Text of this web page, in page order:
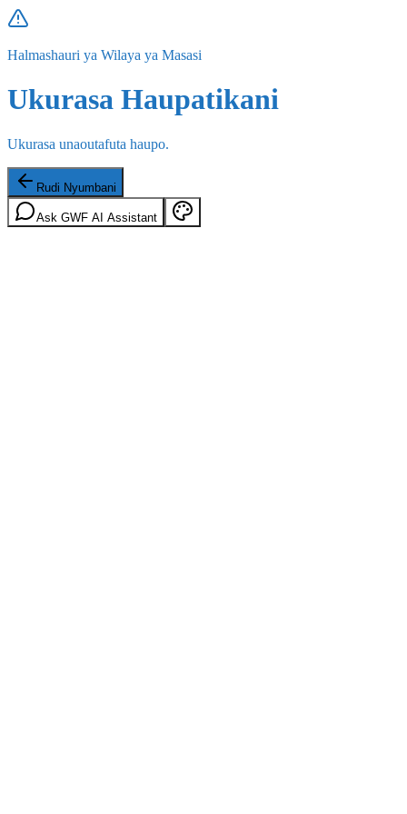
Halmashauri ya Wilaya ya Masasi
Ukurasa Haupatikani
Ukurasa unaoutafuta haupo.
Rudi Nyumbani
Ask GWF AI Assistant